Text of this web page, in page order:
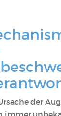
der
immer